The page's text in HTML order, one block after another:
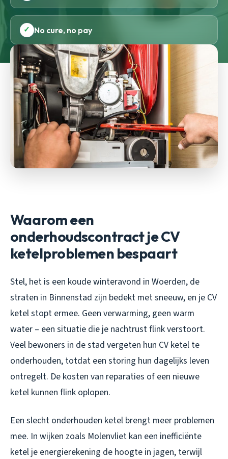
✓ No cure, no pay
Waarom een
onderhoudscontract je CV
ketelproblemen bespaart
Stel, het is een koude winteravond in Woerden, de
straten in Binnenstad zijn bedekt met sneeuw, en je CV
ketel stopt ermee. Geen verwarming, geen warm
water – een situatie die je nachtrust flink verstoort.
Veel bewoners in de stad vergeten hun CV ketel te
onderhouden, totdat een storing hun dagelijks leven
ontregelt. De kosten van reparaties of een nieuwe
ketel kunnen flink oplopen.
Een slecht onderhouden ketel brengt meer problemen
mee. In wijken zoals Molenvliet kan een inefficiënte
ketel je energierekening de hoogte in jagen, terwijl